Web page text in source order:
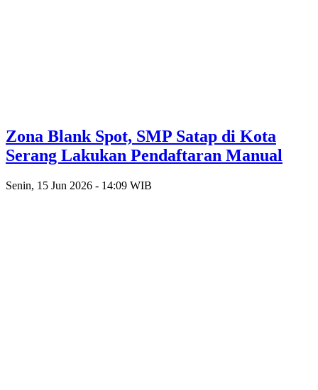
Zona Blank Spot, SMP Satap di Kota
Serang Lakukan Pendaftaran Manual
Senin, 15 Jun 2026 - 14:09 WIB